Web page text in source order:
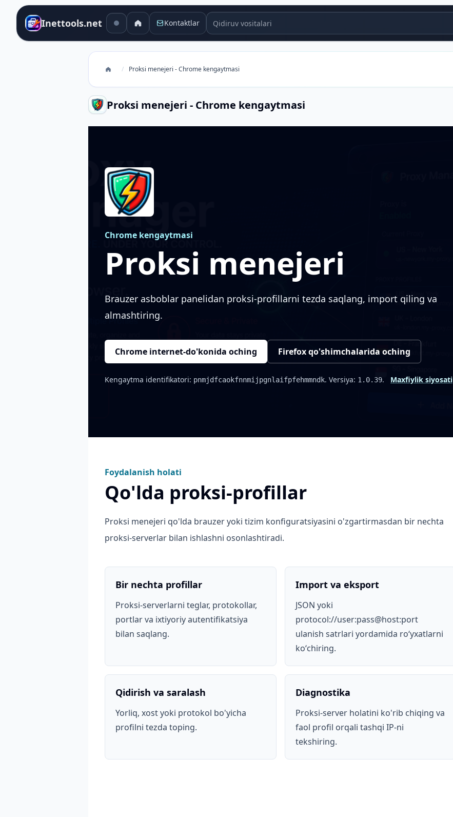
Inettools.net Kontaktlar Qidiruv vositalari
/ Proksi menejeri - Chrome kengaytmasi
Proksi menejeri - Chrome kengaytmasi
Chrome kengaytmasi
Proksi menejeri
Brauzer asboblar panelidan proksi-profillarni tezda saqlang, import qiling va
almashtiring.
Chrome internet-do'konida oching Firefox qo'shimchalarida oching
Kengaytma identifikatori: pnmjdfcaokfnnmijpgnlaifpfehmmndk. Versiya: 1.0.39. Maxfiylik siyosati
Foydalanish holati
Qo'lda proksi-profillar
Proksi menejeri qo'lda brauzer yoki tizim konfiguratsiyasini o'zgartirmasdan bir nechta
proksi-serverlar bilan ishlashni osonlashtiradi.
Bir nechta profillar
Proksi-serverlarni teglar, protokollar,
portlar va ixtiyoriy autentifikatsiya
bilan saqlang.
Import va eksport
JSON yoki
protocol://user:pass@host:port
ulanish satrlari yordamida roʻyxatlarni
koʻchiring.
Qidirish va saralash
Yorliq, xost yoki protokol bo'yicha
profilni tezda toping.
Diagnostika
Proksi-server holatini ko'rib chiqing va
faol profil orqali tashqi IP-ni
tekshiring.